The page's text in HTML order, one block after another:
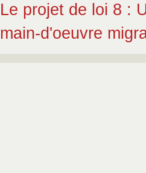
Le projet de loi 8 :
main-d'oeuvre